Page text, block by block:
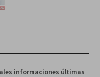
informaciones últimas